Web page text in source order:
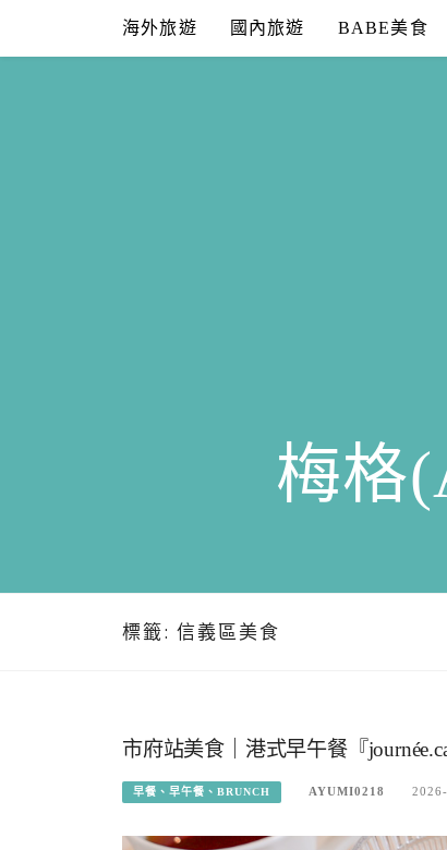
content
海外旅遊 國內旅遊 BABE美食
梅格
標籤: 信義區美食
市府站美食｜港式早午餐『
早餐、早午餐、BRUNCH AYUMI0218